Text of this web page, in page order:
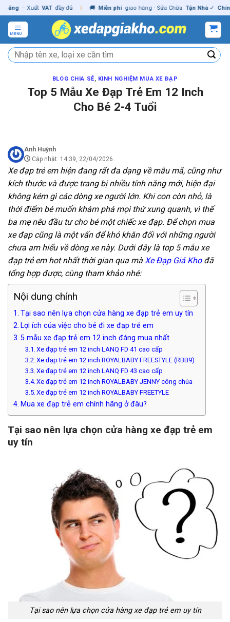
Skip
to
content
– Xuất VAT đầy đủ | 🚚 Miễn phí giao hàng - Sửa Chữa Tận Nhà ✓ Chính
MENU
Tìm
kiếm:
BLOG CHIA SẺ, KINH NGHIỆM MUA XE ĐẠP
Top 5 Mẫu Xe Đạp Trẻ Em 12 Inch
Cho Bé 2-4 Tuổi
Anh Huỳnh
Cập nhật: 14:39, 22/04/2026
Xe đạp trẻ em hiện đang rất đa dạng về mẫu mã, cũng như
kích thước và được trang bị nhiều tính năng mới, hiện đại
không kém gì các dòng xe người lớn. Khi con còn nhỏ, là
thời điểm bé muốn khám phá mọi thứ xung quanh, vì thế
ba mẹ nêu đầu tư cho bé một chiếc xe đạp. Để chọn mua
xe đạp cũng là một vấn để khó khăn đối với những người
chưa am hiểu về dòng xe này. Dưới đây là top 5 mẫu xe
đạp trẻ em hot nhất thời gian qua mà Xe Đạp Giá Khođã
tổng hợp được, cùng tham khảo nhé:
Nội dung chính
Tại sao nên lựa chọn cửa hàng xe đạp trẻ em uy tín
Lợi ích của việc cho bé đi xe đạp trẻ em
5 mẫu xe đạp trẻ em 12 inch đáng mua nhất
Xe đạp trẻ em 12 inch LANQ FD 41 cao cấp
Xe đạp trẻ em 12 inch ROYALBABY FREESTYLE (RBB9)
Xe đạp trẻ em 12 inch LANQ FD 43 cao cấp
Xe đạp trẻ em 12 inch ROYALBABY JENNY công chúa
Xe đạp trẻ em 12 inch ROYALBABY FREETYLE
Mua xe đạp trẻ em chính hãng ở đâu?
Tại sao nên lựa chọn cửa hàng xe đạp trẻ em
uy tín
Tại sao nên lựa chọn cửa hàng xe đạp trẻ em uy tín